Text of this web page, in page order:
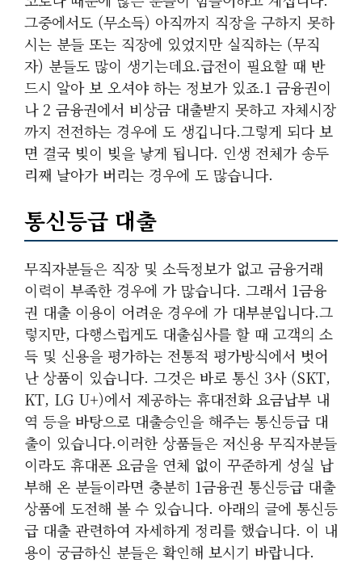
그중에서도 (무소득) 아직까지 직장을 구하지 못하
시는 분들 또는 직장에 있었지만 실직하는 (무직
자) 분들도 많이 생기는데요.급전이 필요할 때 반
드시 알아 보 오셔야 하는 정보가 있죠.1 금융권이
나 2 금융권에서 비상금 대출받지 못하고 자체시장
까지 전전하는 경우에 도 생깁니다.그렇게 되다 보
면 결국 빚이 빚을 낳게 됩니다. 인생 전체가 송두
리째 날아가 버리는 경우에 도 많습니다.
통신등급 대출
무직자분들은 직장 및 소득정보가 없고 금융거래
이력이 부족한 경우에 가 많습니다. 그래서 1금융
권 대출 이용이 어려운 경우에 가 대부분입니다.그
렇지만, 다행스럽게도 대출심사를 할 때 고객의 소
득 및 신용을 평가하는 전통적 평가방식에서 벗어
난 상품이 있습니다. 그것은 바로 통신 3사 (SKT,
KT, LG U+)에서 제공하는 휴대전화 요금납부 내
역 등을 바탕으로 대출승인을 해주는 통신등급 대
출이 있습니다.이러한 상품들은 저신용 무직자분들
이라도 휴대폰 요금을 연체 없이 꾸준하게 성실 납
부해 온 분들이라면 충분히 1금융권 통신등급 대출
상품에 도전해 볼 수 있습니다. 아래의 글에 통신등
급 대출 관련하여 자세하게 정리를 했습니다. 이 내
용이 궁금하신 분들은 확인해 보시기 바랍니다.